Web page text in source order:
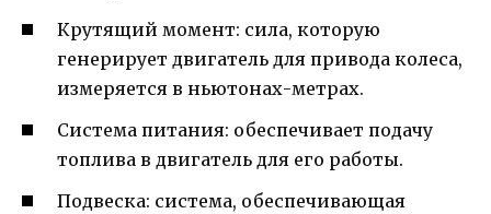
Крутящий момент: сила, которую
генерирует двигатель для привода колеса,
измеряется в ньютонах-метрах.
Система питания: обеспечивает подачу
топлива в двигатель для его работы.
Подвеска: система, обеспечивающая